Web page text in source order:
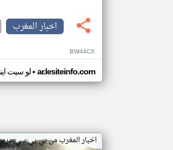
اخبار المغرب
BW44CX
لو سيت• ar.lesiteinfo.com
اخبار المغرب من بي بي سي